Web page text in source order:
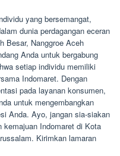
yang bersemangat,
dunia perdagangan eceran
Besar, Nanggroe Aceh
Anda untuk bergabung
setiap individu memiliki
Indomaret. Dengan
pada layanan konsumen,
untuk mengembangkan
Anda. Ayo, jangan sia-siakan
kemajuan Indomaret di Kota
Kirimkan lamaran